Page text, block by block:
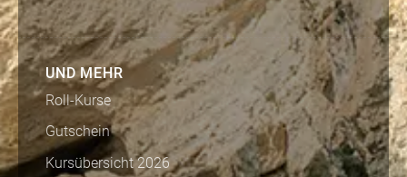
UND MEHR
Roll-Kurse
Gutschein
Kursübersicht 2026